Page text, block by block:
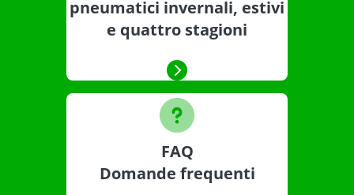
pneumatici invernali, estivi
e quattro stagioni
FAQ
Domande frequenti